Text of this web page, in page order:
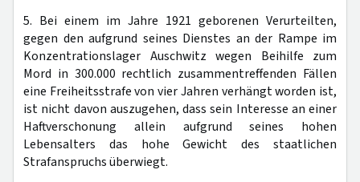
5. Bei einem im Jahre 1921 geborenen Verurteilten,
gegen den aufgrund seines Dienstes an der Rampe im
Konzentrationslager Auschwitz wegen Beihilfe zum
Mord in 300.000 rechtlich zusammentreffenden Fällen
eine Freiheitsstrafe von vier Jahren verhängt worden ist,
ist nicht davon auszugehen, dass sein Interesse an einer
Haftverschonung allein aufgrund seines hohen
Lebensalters das hohe Gewicht des staatlichen
Strafanspruchs überwiegt.